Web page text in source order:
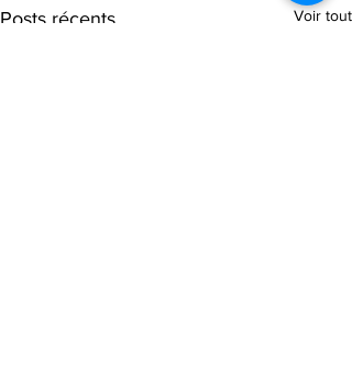
Posts récents Voir tout